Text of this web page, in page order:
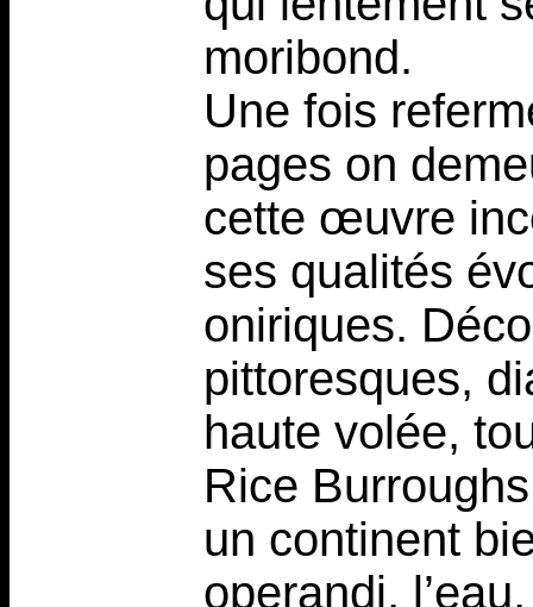
moribond.
Une fois
pages on
cette œuvre
ses qualités
oniriques.
pittoresques,
haute volée,
Rice
un continent
operandi,